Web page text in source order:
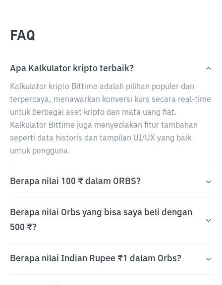
FAQ
Apa Kalkulator kripto terbaik?
Kalkulator kripto Bittime adalah pilihan populer dan
terpercaya, menawarkan konversi kurs secara real-time
untuk berbagai aset kripto dan mata uang fiat.
Kalkulator Bittime juga menyediakan fitur tambahan
seperti data historis dan tampilan UI/UX yang baik
untuk pengguna.
Berapa nilai 100 ₹ dalam ORBS?
Berapa nilai Orbs yang bisa saya beli dengan
500 ₹?
Berapa nilai Indian Rupee ₹1 dalam Orbs?